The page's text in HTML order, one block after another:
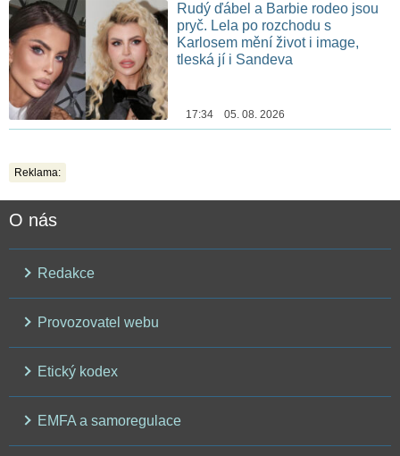
Rudý ďábel a Barbie rodeo jsou
pryč. Lela po rozchodu s
Karlosem mění život i image,
tleská jí i Sandeva
17:34 05. 08. 2026
Reklama:
O nás
Redakce
Provozovatel webu
Etický kodex
EMFA a samoregulace